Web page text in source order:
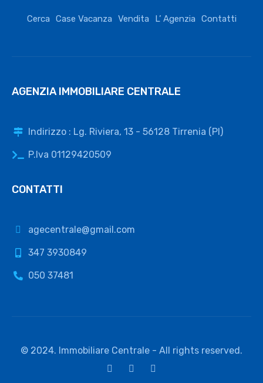
Cerca Case Vacanza Vendita L’ Agenzia Contatti
AGENZIA IMMOBILIARE CENTRALE
Indirizzo : Lg. Riviera, 13 - 56128 Tirrenia (PI)
P.Iva 01129420509
CONTATTI
agecentrale@gmail.com
347 3930849
050 37481
© 2024. Immobiliare Centrale - All rights reserved.